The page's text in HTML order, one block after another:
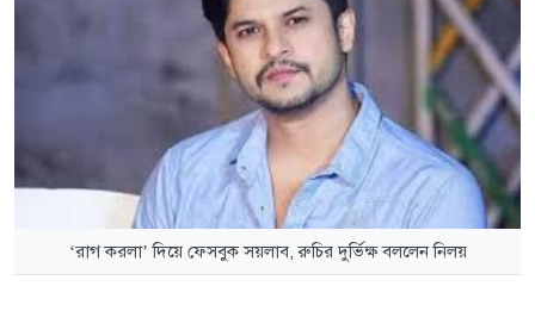
‘রাগ করলা’ দিয়ে ফেসবুক সয়লাব, রুচির দুর্ভিক্ষ বললেন নিলয়